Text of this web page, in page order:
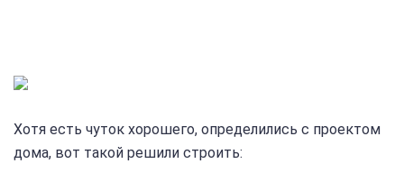
Хотя есть чуток хорошего, определились с проектом
дома, вот такой решили строить: